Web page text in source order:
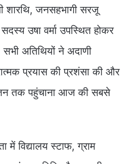
शारथि, जनसहभागी सरजू
उषा वर्मा उपस्थित होकर
अतिथियों ने अदाणी
प्रयास की प्रशंसा की और
तक पहुंचाना आज की सबसे
विद्यालय स्टाफ, ग्राम